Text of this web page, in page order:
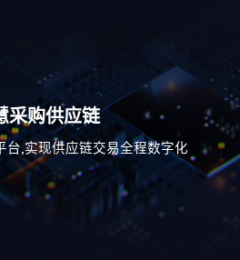
采购供应链
台,实现供应链交易全程数字化